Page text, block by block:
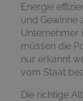
Energie
und Gewinne
Unternehmer
müssen die
nur erkannt
vom Staat
Die richtige